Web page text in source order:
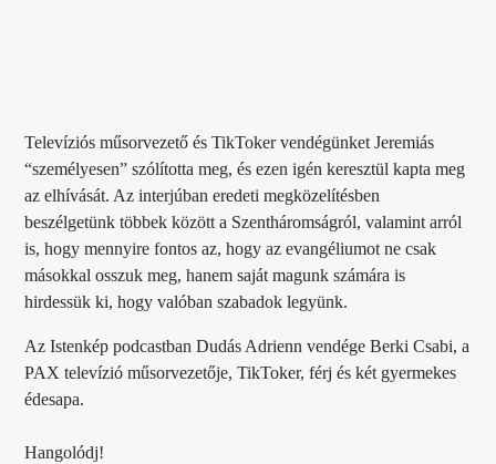
Televíziós műsorvezető és TikToker vendégünket Jeremiás
“személyesen” szólította meg, és ezen igén keresztül kapta meg
az elhívását. Az interjúban eredeti megközelítésben
beszélgetünk többek között a Szentháromságról, valamint arról
is, hogy mennyire fontos az, hogy az evangéliumot ne csak
másokkal osszuk meg, hanem saját magunk számára is
hirdessük ki, hogy valóban szabadok legyünk.
Az Istenkép podcastban Dudás Adrienn vendége Berki Csabi, a
PAX televízió műsorvezetője, TikToker, férj és két gyermekes
édesapa.
Hangolódj!